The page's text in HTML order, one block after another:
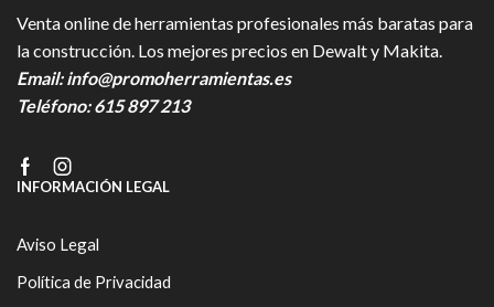
Venta online de herramientas profesionales más baratas para
la construcción. Los mejores precios en Dewalt y Makita.
Email:info@promoherramientas.es
Teléfono:615 897 213
FacebookInstagram
INFORMACIÓN LEGAL
Aviso Legal
Política de Privacidad